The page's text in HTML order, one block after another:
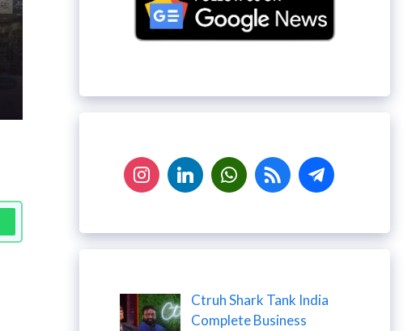
Ctruh Shark Tank India
Complete Business